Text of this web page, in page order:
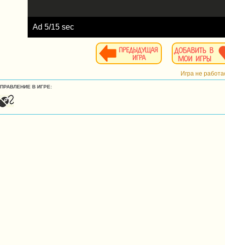
Ad 6/15 sec
Игра не
В ИГРЕ: